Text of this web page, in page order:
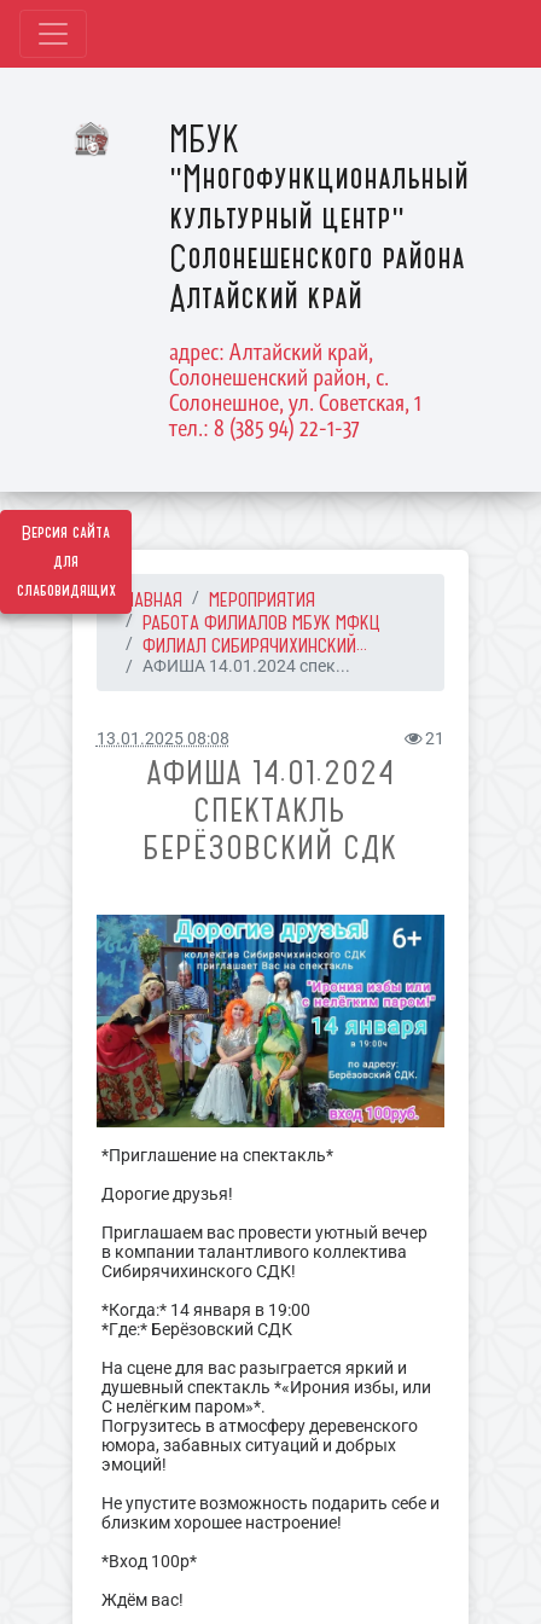
Версия сайта
для
слабовидящих
МБУК
"Многофункциональный
культурный центр"
Солонешенского района
Алтайский край
адрес: Алтайский край,
Солонешенский район, с.
Солонешное, ул. Советская, 1
тел.: 8 (385 94) 22-1-37
ГЛАВНАЯ
МЕРОПРИЯТИЯ
РАБОТА ФИЛИАЛОВ МБУК МФКЦ
ФИЛИАЛ СИБИРЯЧИХИНСКИЙ...
АФИША 14.01.2024 спек...
13.01.2025 08:08 21
АФИША 14.01.2024
СПЕКТАКЛЬ
БЕРЁЗОВСКИЙ СДК
*Приглашение на спектакль*
Дорогие друзья!
Приглашаем вас провести уютный вечер
в компании талантливого коллектива
Сибирячихинского СДК!
*Когда:* 14 января в 19:00
*Где:* Берёзовский СДК
На сцене для вас разыграется яркий и
душевный спектакль *«Ирония избы, или
С нелёгким паром»*.
Погрузитесь в атмосферу деревенского
юмора, забавных ситуаций и добрых
эмоций!
Не упустите возможность подарить себе и
близким хорошее настроение!
*Вход 100р*
Ждём вас!